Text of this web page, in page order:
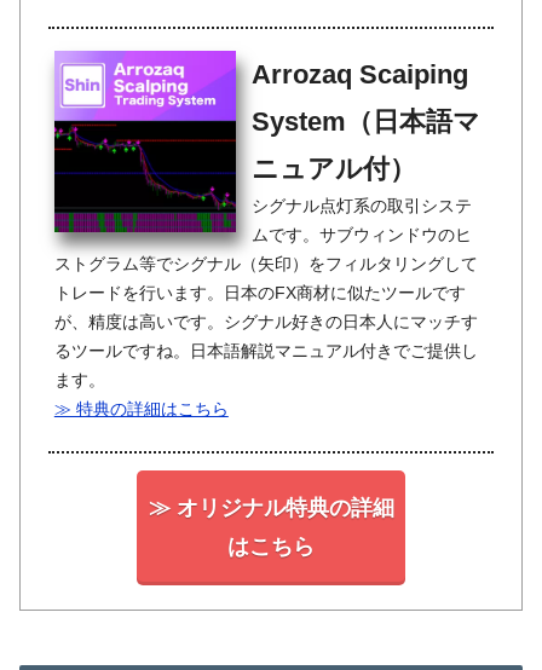
Arrozaq Scaiping
System（日本語マ
ニュアル付）
シグナル点灯系の取引システ
ムです。サブウィンドウのヒ
ストグラム等でシグナル（矢印）をフィルタリングして
トレードを行います。日本のFX商材に似たツールです
が、精度は高いです。シグナル好きの日本人にマッチす
るツールですね。日本語解説マニュアル付きでご提供し
ます。
≫ 特典の詳細はこちら
≫ オリジナル特典の詳細
はこちら